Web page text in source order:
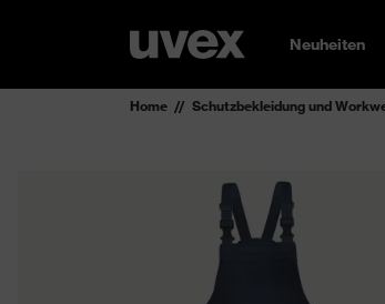
Neuheiten
Home Schutzbekleidung und